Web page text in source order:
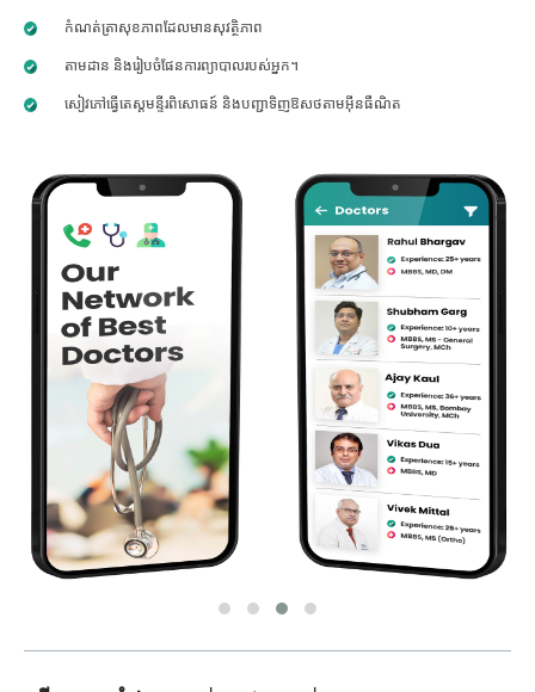
កំណត់ត្រាសុខភាពដែលមានសុវត្ថិភាព
តាមដាន និងរៀបចំផែនការព្យាបាលរបស់អ្នក។
សៀវភៅធ្វើតេស្តមន្ទីរពិសោធន៍ និងបញ្ជាទិញឱសថតាមអ៊ីនធឺណិត